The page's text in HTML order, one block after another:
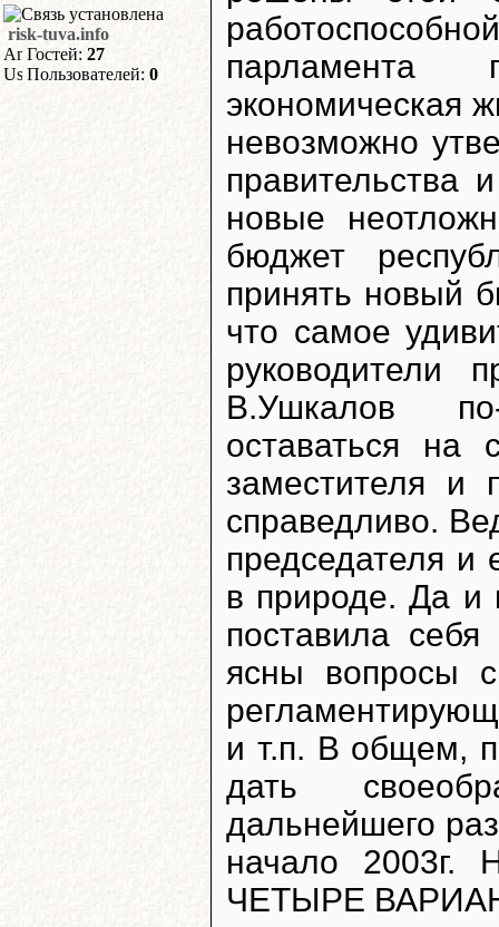
risk-tuva.info
Гостей: 27
Пользователей: 0
парламента
экономическая
невозможно
правительства
новые
бюджет
принять новый
что самое
руководители
В.Ушкалов
оставаться на
заместителя и
справедливо.
председателя и
в природе. Да и
поставила
ясны вопросы
и т.п. В общем,
дать
дальнейшего
начало 2003г.
ЧЕТЫРЕ